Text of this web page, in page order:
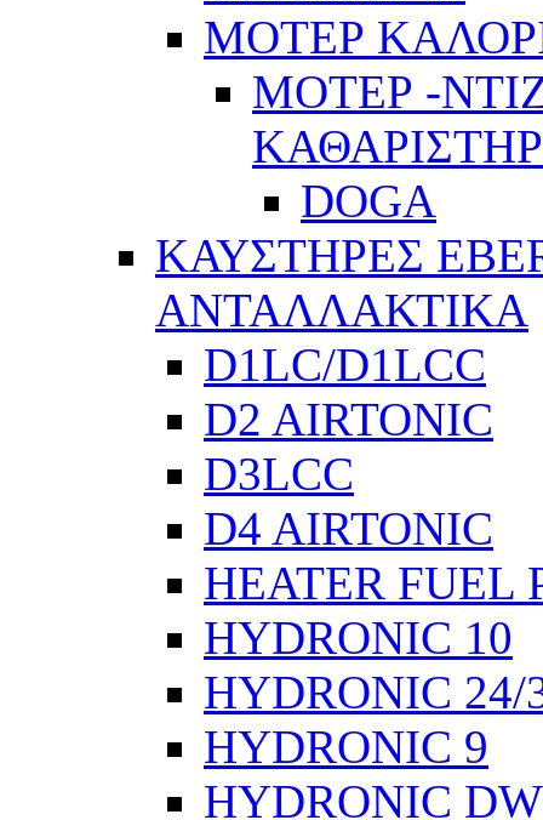
ΜΟΤΕΡ
ΜΟΤΕΡ -
DOGA
ΚΑΥΣΤΗΡΕΣ
ΑΝΤΑΛΛΑΚΤΙΚΑ
D1LC/D1LCC
D2 AIRTONIC
D3LCC
D4 AIRTONIC
HEATER FUEL
HYDRONIC 10
HYDRONIC 24/
HYDRONIC 9
HYDRONIC